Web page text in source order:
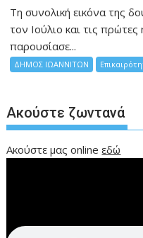
Τη συνολική εικόνα της
τον Ιούλιο και τις
παρουσίασε...
ΔΗΜΟΣ ΙΩΑΝΝΙΤΩΝ
Ακούστε ζωντανά
Ακούστε μας onlineεδώ